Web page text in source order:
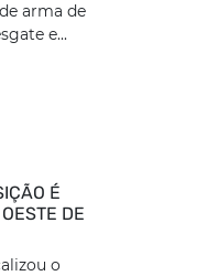
arma de
e...
É
DE
o